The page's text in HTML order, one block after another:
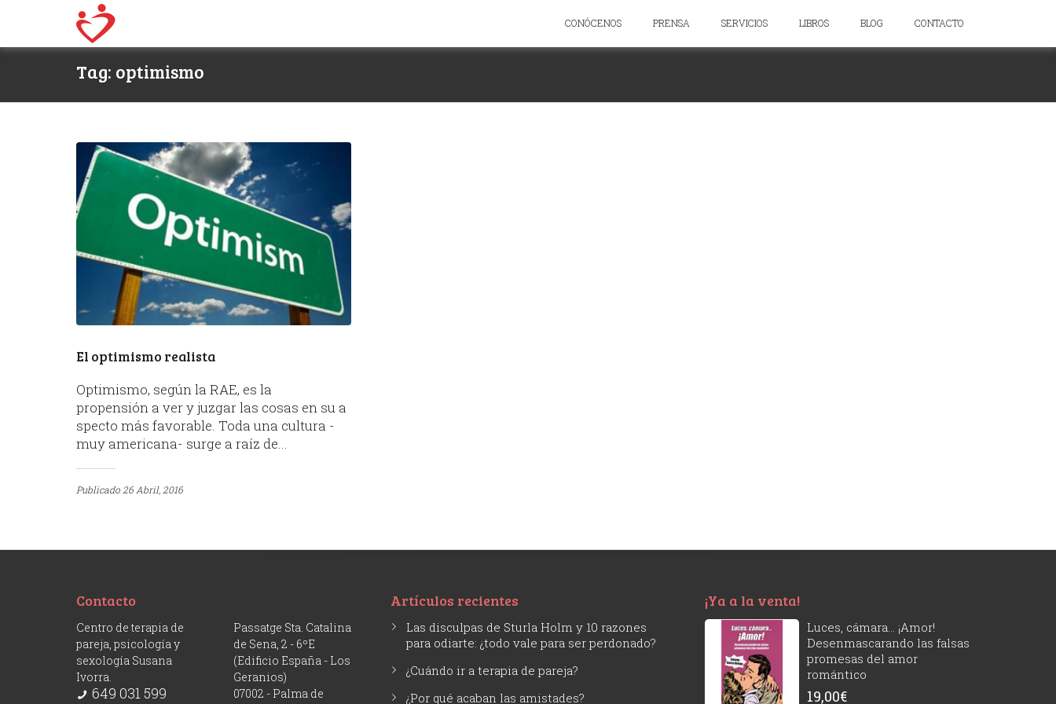
CONÓCENOS PRENSA SERVICIOS LIBROS BLOG CONTACTO
Tag: optimismo
El optimismo realista
Optimismo, según la RAE, es la
propensión a ver y juzgar las cosas en su a
specto más favorable. Toda una cultura -
muy americana- surge a raíz de...
Publicado 26 Abril, 2016
Contacto
Centro de terapia de
pareja, psicología y
sexología Susana
Ivorra.
649 031 599
Passatge Sta. Catalina
de Sena, 2 - 6ºE
(Edificio España - Los
Geranios)
07002 - Palma de
Artículos recientes
Las disculpas de Sturla Holm y 10 razones
para odiarte: ¿todo vale para ser perdonado?
¿Cuándo ir a terapia de pareja?
¿Por qué acaban las amistades?
¡Ya a la venta!
Luces, cámara... ¡Amor!
Desenmascarando las falsas
promesas del amor
romántico
19,00€